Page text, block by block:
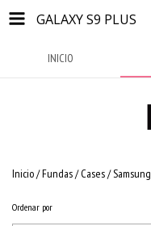
GALAXY S9 PLUS
INICIO
Inicio/Fundas / Cases/Samsung
Ordenar por